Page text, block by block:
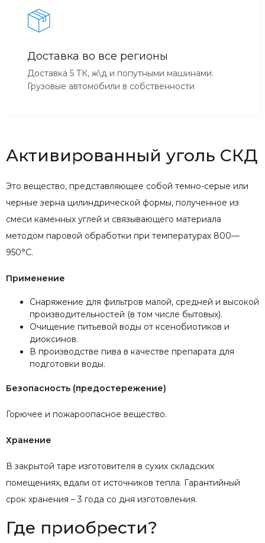
Доставка во все регионы
Доставка 5 ТК, ж\д и попутными машинами.
Грузовые автомобили в собственности
Активированный уголь СКД
Это вещество, представляющее собой темно-серые или
черные зерна цилиндрической формы, полученное из
смеси каменных углей и связывающего материала
методом паровой обработки при температурах 800—
950°С.
Применение
Снаряжение для фильтров малой, средней и высокой
производительностей (в том числе бытовых).
Очищение питьевой воды от ксенобиотиков и
диоксинов.
В производстве пива в качестве препарата для
подготовки воды.
Безопасность (предостережение)
Горючее и пожароопасное вещество.
Хранение
В закрытой таре изготовителя в сухих складских
помещениях, вдали от источников тепла. Гарантийный
срок хранения – 3 года со дня изготовления.
Где приобрести?